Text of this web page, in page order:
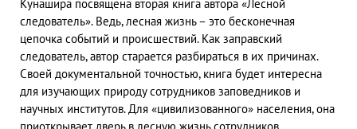
Кунашира посвящена вторая книга автора «Лесной
следователь». Ведь, лесная жизнь – это бесконечная
цепочка событий и происшествий. Как заправский
следователь, автор старается разбираться в их причинах.
Своей документальной точностью, книга будет интересна
для изучающих природу сотрудников заповедников и
научных институтов. Для «цивилизованного» населения, она